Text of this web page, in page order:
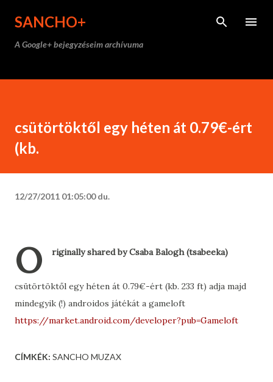
SANCHO+
A Google+ bejegyzéseim archívuma
csütörtöktől egy héten át 0.79€-ért
(kb.
12/27/2011 01:05:00 du.
O riginally shared by Csaba Balogh (tsabeeka)
csütörtöktől egy héten át 0.79€-ért (kb. 233 ft) adja majd
mindegyik (!) androidos játékát a gameloft
https://market.android.com/developer?pub=Gameloft
CÍMKÉK: SANCHO MUZAX